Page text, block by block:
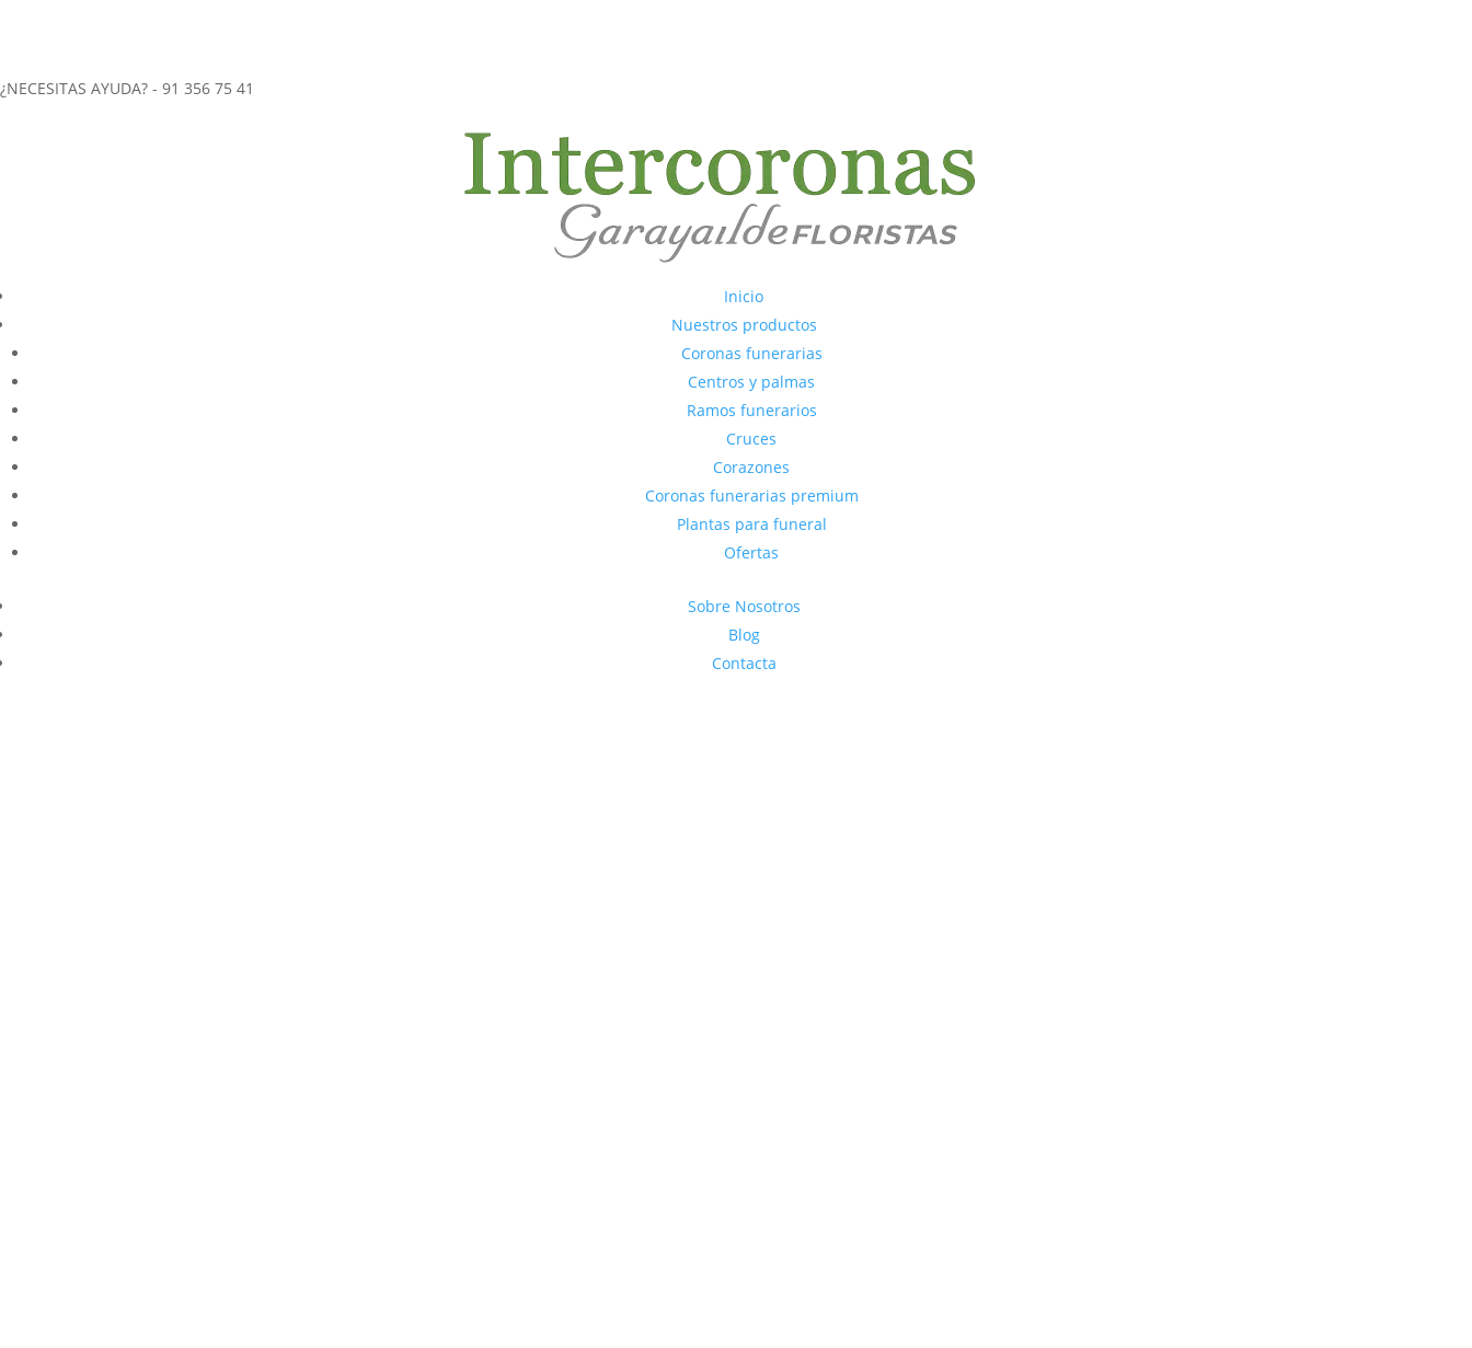
¿NECESITAS AYUDA? - 91 356 75 41
Inicio
Nuestros productos
Coronas funerarias
Centros y palmas
Ramos funerarios
Cruces
Corazones
Coronas funerarias premium
Plantas para funeral
Ofertas
Sobre Nosotros
Blog
Contacta